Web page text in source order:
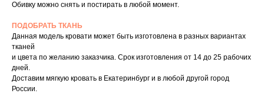
Обивку можно снять и постирать в любой момент.
ПОДОБРАТЬ ТКАНЬ
Данная модель кровати может быть изготовлена в разных вариантах
тканей
и цвета по желанию заказчика. Срок изготовления от 14 до 25 рабочих
дней.
Доставим мягкую кровать в Екатеринбург и в любой другой город
России.